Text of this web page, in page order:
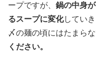
ープですが、 鍋の中身
るスープに変化していき
〆の麺の頃にはたまらな
ください。